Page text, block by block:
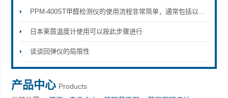
PPM-400ST甲醛检测仪的使用流程非常简单，通常包括以下几个步骤
日本莱茵温度计使用可以按此步骤进行
谈谈回弹仪的局限性
产品中心 Products